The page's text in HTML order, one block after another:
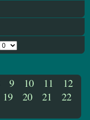
9 10 11
12
19 20 21
22